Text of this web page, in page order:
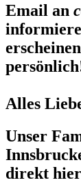
Email an
informiere
Alles
Unser
direkt